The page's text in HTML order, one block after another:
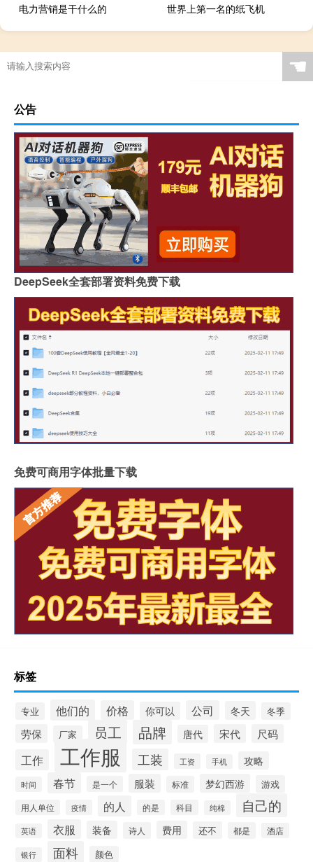
电力营销是干什么的
世界上第一名的纸飞机
☚
公告
DeepSeek全套部署资料免费下载
免费可商用字体批量下载
标签
专业 他们的 价格 你可以 公司 冬天 冬季
劳保 厂家 员工 品牌 唐代 宋代 尺码
工作 工作服 工装 工资 手机 攻略
时间 春节 是一个 服装 标准 梦幻西游 游戏
用人单位 疫情 的人 的是 科目 纯棉 自己的
英语 衣服 装备 诗人 费用 还不 都是 酒店
银行 面料 颜色